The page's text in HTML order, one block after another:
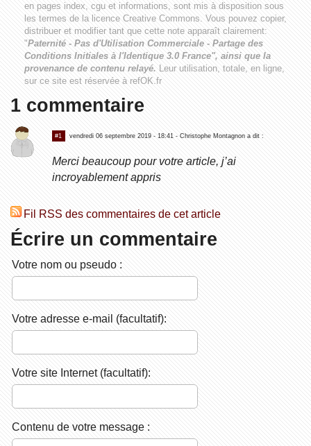
en pages index, cgu et informations, sont mis à disposition sous
les termes de la licence Creative Commons. Vous pouvez copier,
distribuer et modifier tant que cette note apparaît clairement:
"Paternité - Pas d'Utilisation Commerciale - Partage des
Conditions Initiales à l'Identique 3.0 France", ainsi que la
provenance de contenu relayé. Leur utilisation, totale, en ligne,
sur ce site est réservée à refOK.fr
1 commentaire
#1 vendredi 06 septembre 2019 - 18:41 - Christophe Montagnon a dit :
Merci beaucoup pour votre article, j’ai
incroyablement appris
Fil RSS des commentaires de cet article
Écrire un commentaire
Votre nom ou pseudo :
Votre adresse e-mail (facultatif):
Votre site Internet (facultatif):
Contenu de votre message :